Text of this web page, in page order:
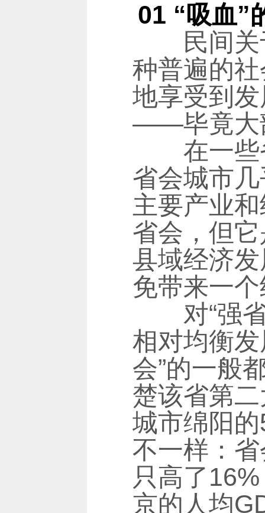
01 “吸血”
民间关于
种普遍的
地享受到
——毕竟大
在一些省
省会城市
主要产业
省会，但
县域经济
免带来一
对“强省
相对均衡
会”的一般
楚该省第
城市绵阳
不一样：
只高了
京的人均